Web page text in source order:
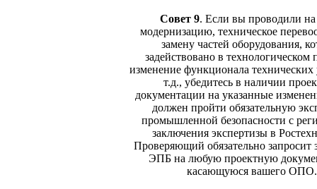
Совет 9. Если вы проводили
модернизацию, техническое
замену частей оборудования,
задействовано в технологическом
изменение функционала технических
т.д., убедитесь в наличии
документации на указанные
должен пройти обязательную
промышленной безопасности с
заключения экспертизы в
Проверяющий обязательно запросит
ЭПБ на любую проектную
касающуюся вашего ОПО.